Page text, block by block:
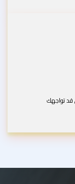
قد تواجهك